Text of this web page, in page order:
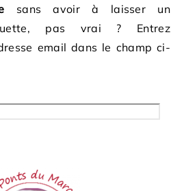
sans avoir à laisser un
pas vrai ? Entrez
email dans le champ ci-